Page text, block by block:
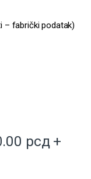
– fabrički podatak)
рсд+